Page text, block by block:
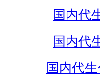
国内代
国内代
国内代